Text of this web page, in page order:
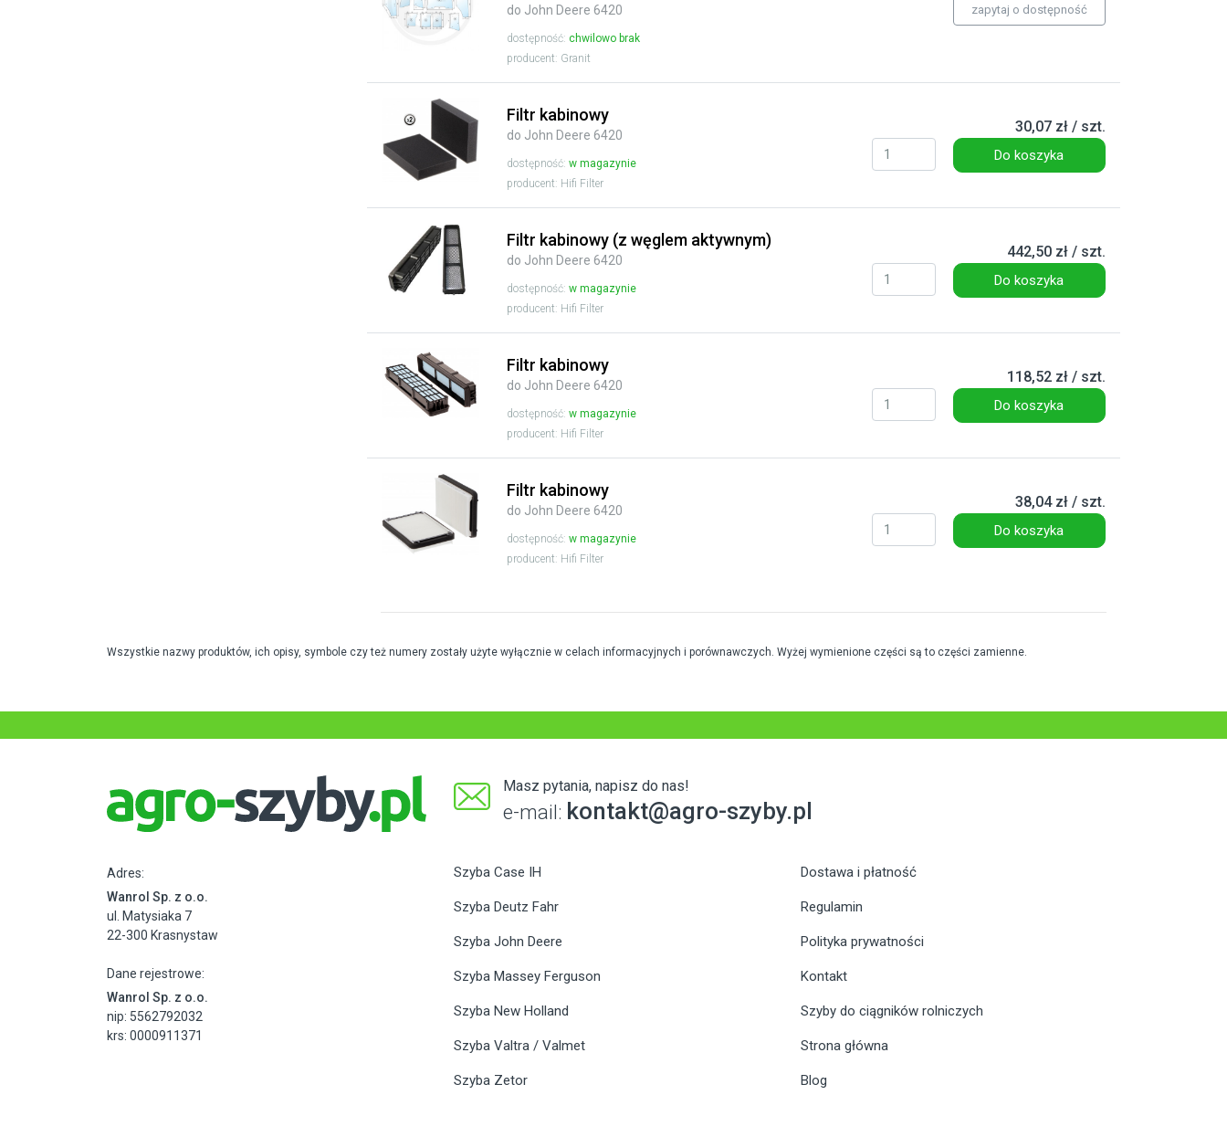
do John Deere 6420
dostępność:chwilowo brak
producent: Granit
zapytaj o dostępność
Filtr kabinowy
do John Deere 6420
dostępność:w magazynie
producent: Hifi Filter
30,07 zł / szt.
Do koszyka
Filtr kabinowy (z węglem aktywnym)
do John Deere 6420
dostępność:w magazynie
producent: Hifi Filter
442,50 zł / szt.
Do koszyka
Filtr kabinowy
do John Deere 6420
dostępność:w magazynie
producent: Hifi Filter
118,52 zł / szt.
Do koszyka
Filtr kabinowy
do John Deere 6420
dostępność:w magazynie
producent: Hifi Filter
38,04 zł / szt.
Do koszyka
Wszystkie nazwy produktów, ich opisy, symbole czy też numery zostały użyte wyłącznie w celach informacyjnych i porównawczych. Wyżej wymienione części są to części zamienne.
Masz pytania, napisz do nas!
e-mail: kontakt@agro-szyby.pl
Adres:
Wanrol Sp. z o.o.
ul. Matysiaka 7
22-300 Krasnystaw
Dane rejestrowe:
Wanrol Sp. z o.o.
nip: 5562792032
krs: 0000911371
Szyba Case IH
Szyba Deutz Fahr
Szyba John Deere
Szyba Massey Ferguson
Szyba New Holland
Szyba Valtra / Valmet
Szyba Zetor
Dostawa i płatność
Regulamin
Polityka prywatności
Kontakt
Szyby do ciągników rolniczych
Strona główna
Blog